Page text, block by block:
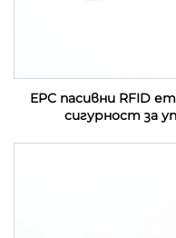
EPC пасивни RFID
сигурност за